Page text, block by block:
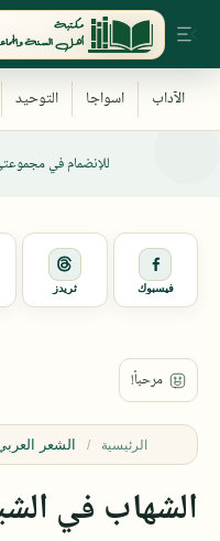
للإنضمام في
فيسبوك ثريدز
الرئيسية الشعر
الشهاب في